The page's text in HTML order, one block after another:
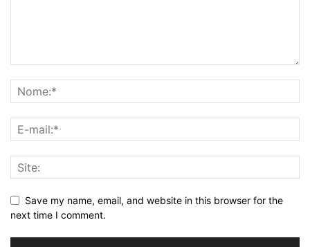
Save my name, email, and website in this browser for the
next time I comment.